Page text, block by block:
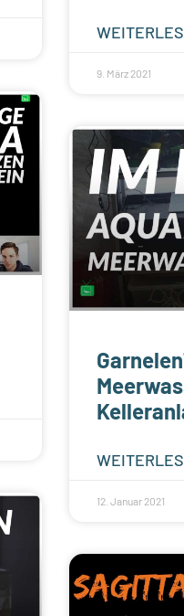
9. März 2021
12. Januar 2021